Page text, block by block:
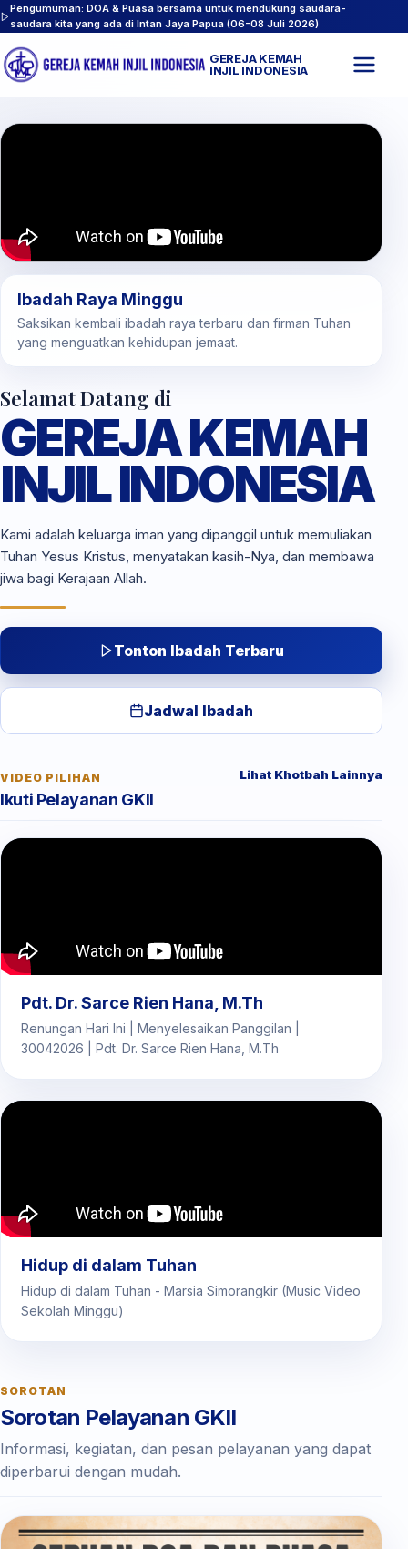
Pengumuman: DOA & Puasa bersama untuk mendukung saudara-
saudara kita yang ada di Intan Jaya Papua (06-08 Juli 2026)
GEREJA KEMAH
INJIL INDONESIA
Selamat Datang di
GEREJA KEMAH
INJIL INDONESIA
Kami adalah keluarga iman yang dipanggil untuk memuliakan
Tuhan Yesus Kristus, menyatakan kasih-Nya, dan membawa
jiwa bagi Kerajaan Allah.
Tonton Ibadah Terbaru
Jadwal Ibadah
Ibadah Raya Minggu
Saksikan kembali ibadah raya terbaru dan firman Tuhan
yang menguatkan kehidupan jemaat.
VIDEO PILIHAN
Ikuti Pelayanan GKII
Lihat Khotbah Lainnya
Pdt. Dr. Sarce Rien Hana, M.Th
Renungan Hari Ini | Menyelesaikan Panggilan |
30042026 | Pdt. Dr. Sarce Rien Hana, M.Th
Hidup di dalam Tuhan
Hidup di dalam Tuhan - Marsia Simorangkir (Music Video
Sekolah Minggu)
SOROTAN
Sorotan Pelayanan GKII
Informasi, kegiatan, dan pesan pelayanan yang dapat
diperbarui dengan mudah.